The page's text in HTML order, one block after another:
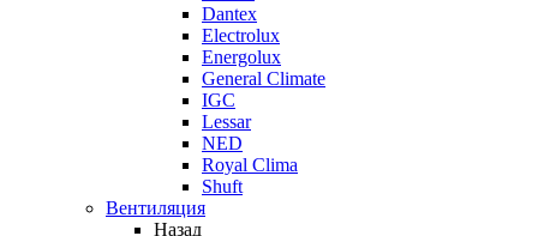
Dantex
Electrolux
Energolux
General Climate
IGC
Lessar
NED
Royal Clima
Shuft
Вентиляция
Назад